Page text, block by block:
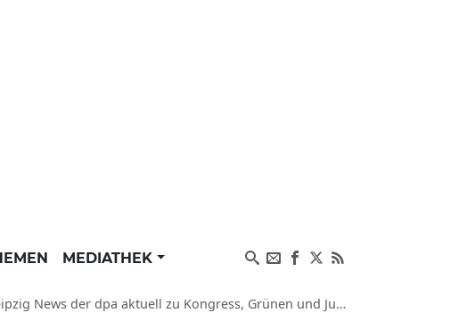
MEDIATHEK
News der dpa aktuell zu Kongress, Grünen und Jugend